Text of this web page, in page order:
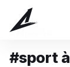
Étiquette
#sport